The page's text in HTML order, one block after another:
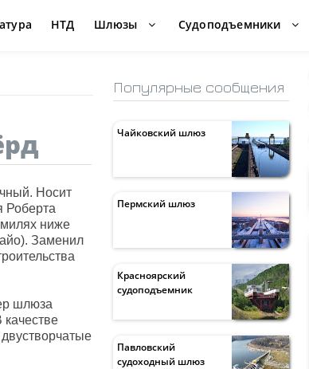
НТД Шлюзы Судоподъемники
Носит
Роберта
ниже
Заменил
шлюза
Популярные сообщения
Чайковский шлюз
Пермский шлюз
Красноярский
судоподъемник
Павловский
судоходный шлюз